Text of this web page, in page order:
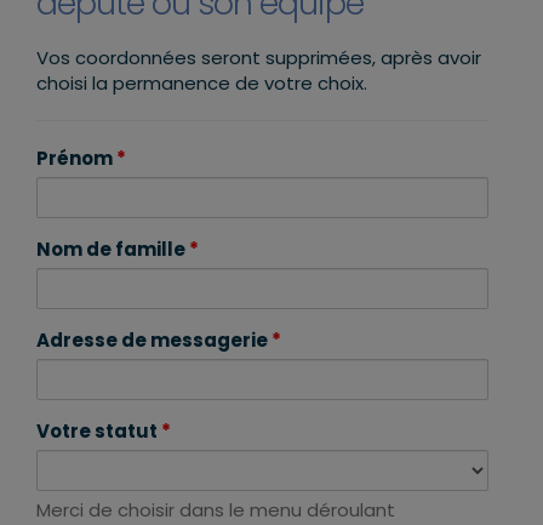
Vos coordonnées seront supprimées, après avoir
choisi la permanence de votre choix.
Prénom*
Nom de famille*
Adresse de messagerie*
Votre statut *
Merci de choisir dans le menu déroulant